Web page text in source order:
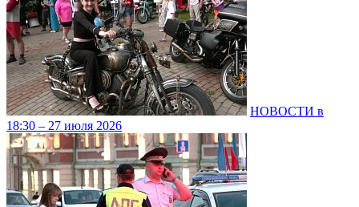
НОВОСТИ в
18:30 – 27 июля 2026